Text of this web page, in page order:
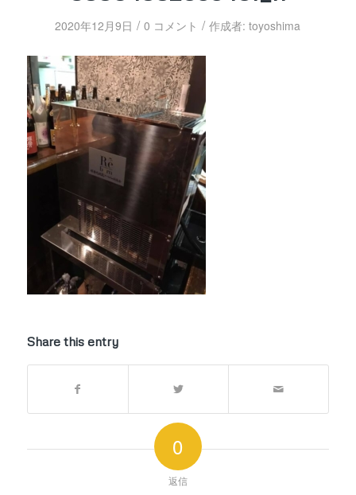
2020年12月9日 / 0 コメント / 作成者:toyoshima
Share this entry
0
返信